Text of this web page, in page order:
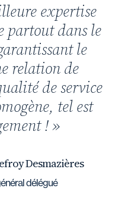
expertise
partout dans le
le
relation de
de service
tel est
! »
Desmazières
délégué